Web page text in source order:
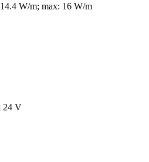
W/m; max: 16 W/m
24 V